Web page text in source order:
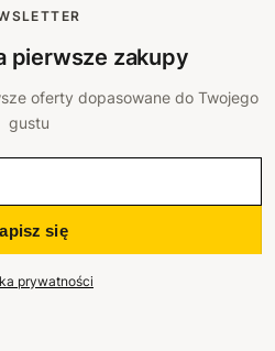
pierwsze zakupy
oferty dopasowane do Twojego
gustu
się
prywatności